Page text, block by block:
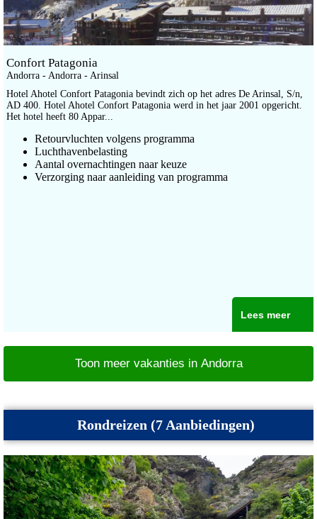
Confort Patagonia
Andorra - Andorra - Arinsal
Hotel Ahotel Confort Patagonia bevindt zich op het adres De Arinsal, S/n,
AD 400. Hotel Ahotel Confort Patagonia werd in het jaar 2001 opgericht.
Het hotel heeft 80 Appar...
Retourvluchten volgens programma
Luchthavenbelasting
Aantal overnachtingen naar keuze
Verzorging naar aanleiding van programma
Lees meer
Toon meer vakanties in Andorra
Rondreizen (7 Aanbiedingen)